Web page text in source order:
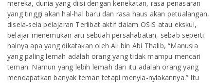
mereka, dunia yang diisi dengan kenekatan, rasa penasaran
yang tinggi akan hal-hal baru dan rasa haus akan petualangan,
disela-sela pelajaran Terlibat aktif dalam OSIS atau ekskul,
belajar menemukan arti sebuah persahabatan, sebab seperti
halnya apa yang dikatakan oleh Ali bin Abi Thalib, “Manusia
yang paling lemah adalah orang yang tidak mampu mencari
teman. Namun yang lebih lemah dari itu adalah orang yang
mendapatkan banyak teman tetapi menyia-nyiakannya.” Itu